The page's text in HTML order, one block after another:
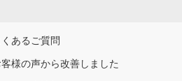
くあるご質問
客様の声から改善しました